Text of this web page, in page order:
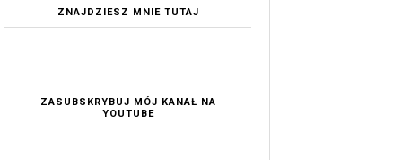
ZNAJDZIESZ MNIE TUTAJ
ZASUBSKRYBUJ MÓJ KANAŁ NA
YOUTUBE